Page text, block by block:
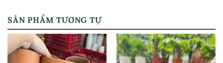
SẢN PHẨM TƯƠNG TỰ